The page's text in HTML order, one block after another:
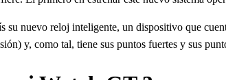
su nuevo reloj inteligente, un dispositivo que
y, como tal, tiene sus puntos fuertes y sus